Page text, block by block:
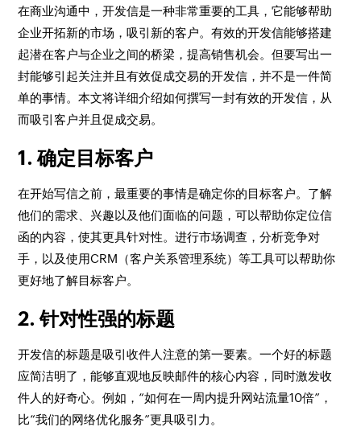
在商业沟通中，开发信是一种非常重要的工具，它能够帮助
企业开拓新的市场，吸引新的客户。有效的开发信能够搭建
起潜在客户与企业之间的桥梁，提高销售机会。但要写出一
封能够引起关注并且有效促成交易的开发信，并不是一件简
单的事情。本文将详细介绍如何撰写一封有效的开发信，从
而吸引客户并且促成交易。
1. 确定目标客户
在开始写信之前，最重要的事情是确定你的目标客户。了解
他们的需求、兴趣以及他们面临的问题，可以帮助你定位信
函的内容，使其更具针对性。进行市场调查，分析竞争对
手，以及使用CRM（客户关系管理系统）等工具可以帮助你
更好地了解目标客户。
2. 针对性强的标题
开发信的标题是吸引收件人注意的第一要素。一个好的标题
应简洁明了，能够直观地反映邮件的核心内容，同时激发收
件人的好奇心。例如，“如何在一周内提升网站流量10倍”，
比“我们的网络优化服务”更具吸引力。